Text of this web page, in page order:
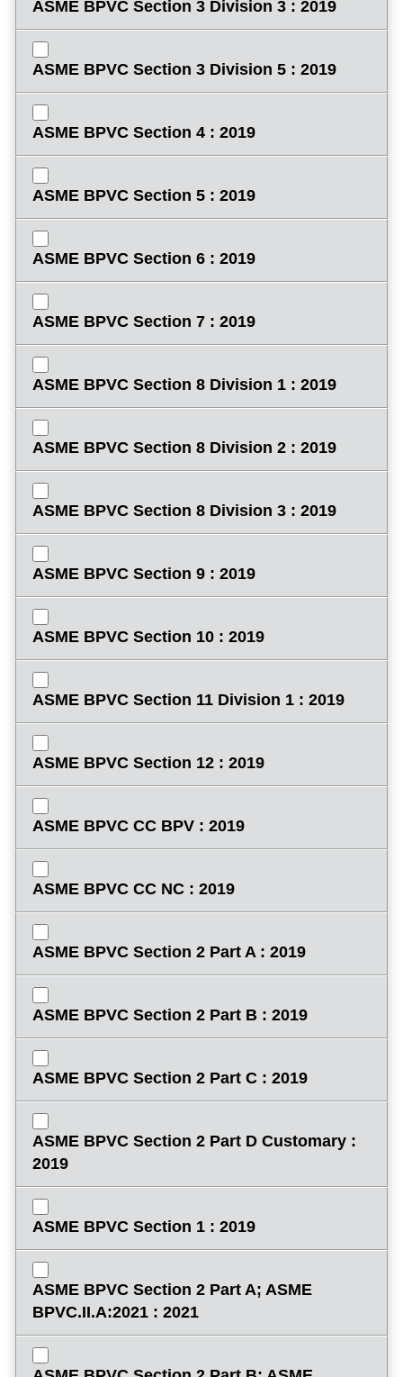
ASME BPVC Section 3 Division 3 : 2019
ASME BPVC Section 3 Division 5 : 2019
ASME BPVC Section 4 : 2019
ASME BPVC Section 5 : 2019
ASME BPVC Section 6 : 2019
ASME BPVC Section 7 : 2019
ASME BPVC Section 8 Division 1 : 2019
ASME BPVC Section 8 Division 2 : 2019
ASME BPVC Section 8 Division 3 : 2019
ASME BPVC Section 9 : 2019
ASME BPVC Section 10 : 2019
ASME BPVC Section 11 Division 1 : 2019
ASME BPVC Section 12 : 2019
ASME BPVC CC BPV : 2019
ASME BPVC CC NC : 2019
ASME BPVC Section 2 Part A : 2019
ASME BPVC Section 2 Part B : 2019
ASME BPVC Section 2 Part C : 2019
ASME BPVC Section 2 Part D Customary :
2019
ASME BPVC Section 1 : 2019
ASME BPVC Section 2 Part A; ASME
BPVC.II.A:2021 : 2021